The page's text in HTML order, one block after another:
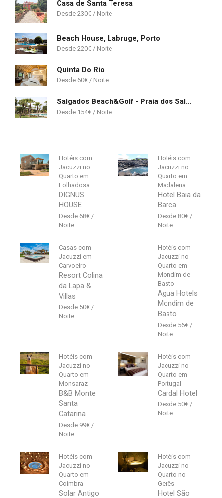
Casa de Santa Teresa
230€
Beach House, Labruge, Porto
220€
Quinta Do Rio
60€
Salgados Beach&Golf - Praia dos Salgados
154€
Hotéis com
Jacuzzi no
Quarto em
Folhadosa
DIGNUS
HOUSE
68€
Hotéis com
Jacuzzi no
Quarto em
Madalena
Hotel Baia da
Barca
80€
Casas com
Jacuzzi em
Carvoeiro
Resort Colina
da Lapa &
Villas
50€
Hotéis com
Jacuzzi no
Quarto em
Mondim de
Basto
Agua Hotels
Mondim de
Basto
56€
Hotéis com
Jacuzzi no
Quarto em
Monsaraz
B&B Monte
Santa
Catarina
99€
Hotéis com
Jacuzzi no
Quarto em
Portugal
Cardal Hotel
50€
Hotéis com
Jacuzzi no
Quarto em
Coimbra
Solar Antigo
Hotéis com
Jacuzzi no
Quarto no
Gerês
Hotel São